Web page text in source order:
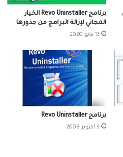
برنامج Revo Uninstaller الخيار
المجاني لإزالة البرامج من جذورها
13 مايو 2020
برنامج Revo Uninstaller
9 أكتوبر 2008